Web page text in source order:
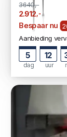
3640,-
2.912 ,-
Bespaar nu
Aanbieding
5
dag
12
uur